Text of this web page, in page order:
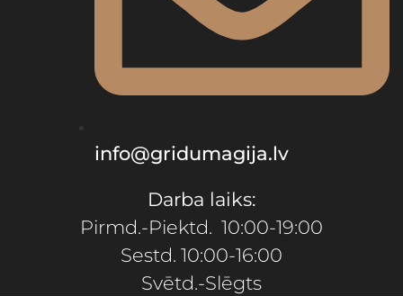
info@gridumagija.lv
Darba laiks:
Pirmd.-Piektd. 10:00-19:00
Sestd. 10:00-16:00
Svētd.-Slēgts